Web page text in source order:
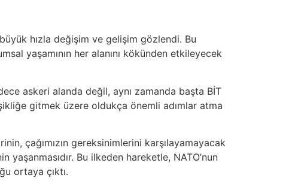
hızla değişim ve gelişim gözlendi. Bu
yaşamının her alanını kökünden etkileyecek
askeri alanda değil, aynı zamanda başta BİT
gitmek üzere oldukça önemli adımlar atma
çağımızın gereksinimlerini karşılayamayacak
Bu ilkeden hareketle, NATO’nun
ortaya çıktı.